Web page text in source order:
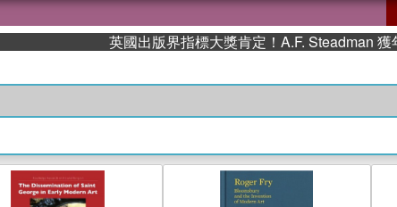
英國出版界指標大獎肯定！A.F. Steadman 獲年度作家